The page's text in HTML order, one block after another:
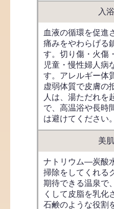
入
血液の循環を促進
痛みをやわらげる
す。切り傷・火傷
児童・慢性婦人病
す。アレルギー体
虚弱体質で皮膚の
人は、湯ただれを
で、高温浴や長時
は避けてください。
美
ナトリウム―炭酸
掃除をしてくれる
期待できる温泉で
くして皮脂を乳化
石鹸のような役割